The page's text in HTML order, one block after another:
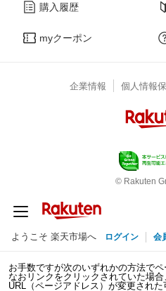
購入履歴
myクーポン
企業情報 個人情報
© Rakuten
ようこそ 楽天市場へ ログイン 会
お手数ですが次のいずれかの方法でペ
なおリンクをクリックされていた場
URL（ページアドレス）が変更された